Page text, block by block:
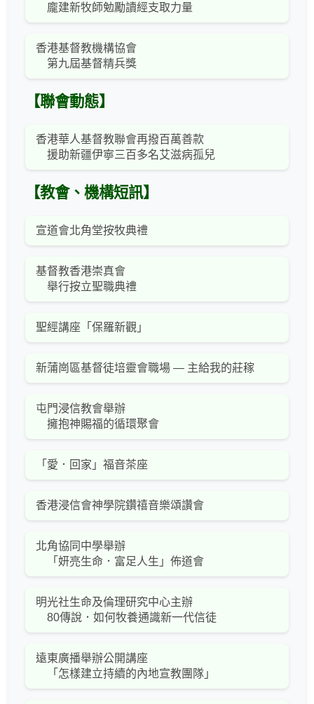
龐建新牧師勉勵讀經支取力量
香港基督教機構協會
第九屆基督精兵獎
【聯會動態】
香港華人基督教聯會再撥百萬善款
援助新疆伊寧三百多名艾滋病孤兒
【教會、機構短訊】
宣道會北角堂按牧典禮
基督教香港崇真會
舉行按立聖職典禮
聖經講座「保羅新觀」
新蒲崗區基督徒培靈會職場 — 主給我的莊稼
屯門浸信教會舉辦
擁抱神賜福的循環聚會
「愛．回家」福音茶座
香港浸信會神學院鑽禧音樂頌讚會
北角協同中學舉辦
「妍亮生命．富足人生」佈道會
明光社生命及倫理研究中心主辦
80傳說．如何牧養通識新一代信徒
遠東廣播舉辦公開講座
「怎樣建立持續的內地宣教團隊」